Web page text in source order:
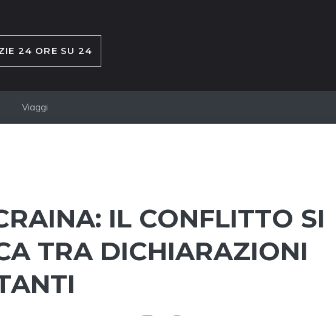
24 ORE SU 24
Viaggi
IL CONFLITTO SI
TRA DICHIARAZIONI